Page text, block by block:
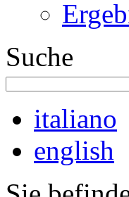
Suche
italiano
english